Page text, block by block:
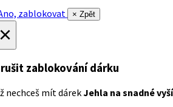
zablokovat
× Zpět
zablokování dárku
nechceš mít dárekJehla na snadné